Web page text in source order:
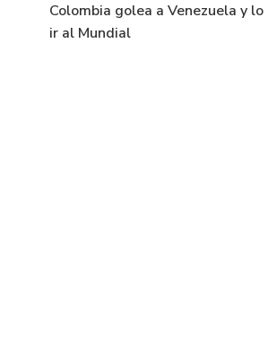
Colombia golea a Venezuela y lo
ir al Mundial